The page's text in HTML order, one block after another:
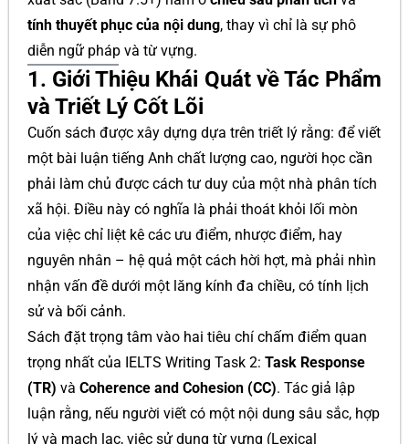
tính thuyết phục của nội dung, thay vì chỉ là sự phô
diễn ngữ pháp và từ vựng.
1. Giới Thiệu Khái Quát về Tác Phẩm
và Triết Lý Cốt Lõi
Cuốn sách được xây dựng dựa trên triết lý rằng: để viết
một bài luận tiếng Anh chất lượng cao, người học cần
phải làm chủ được cách tư duy của một nhà phân tích
xã hội. Điều này có nghĩa là phải thoát khỏi lối mòn
của việc chỉ liệt kê các ưu điểm, nhược điểm, hay
nguyên nhân – hệ quả một cách hời hợt, mà phải nhìn
nhận vấn đề dưới một lăng kính đa chiều, có tính lịch
sử và bối cảnh.
Sách đặt trọng tâm vào hai tiêu chí chấm điểm quan
trọng nhất của IELTS Writing Task 2: Task Response
(TR) và Coherence and Cohesion (CC). Tác giả lập
luận rằng, nếu người viết có một nội dung sâu sắc, hợp
lý và mạch lạc, việc sử dụng từ vựng (Lexical